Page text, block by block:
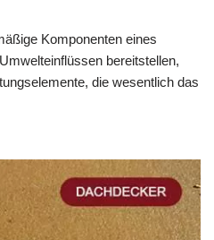
Komponenten eines
bereitstellen,
die wesentlich das